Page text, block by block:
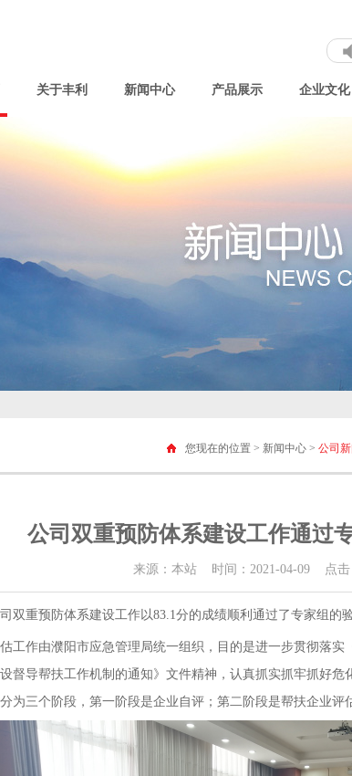
关于丰利 新闻中心 产品展示 企业文化
您现在的位置 > 新闻中心 > 公司
公司双重预防体系建设工作通过
来源：本站 时间：2021-04-09 点击
双重预防体系建设工作以83.1分的成绩顺利通过了专家组的
工作由濮阳市应急管理局统一组织，目的是进一步贯彻落
督导帮扶工作机制的通知》文件精神，认真抓实抓牢抓好
为三个阶段，第一阶段是企业自评；第二阶段是帮扶企业评